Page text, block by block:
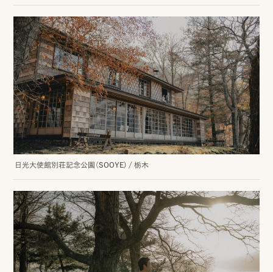
結婚式/披露宴の撮影
エンドロールムービー
結婚式/披露宴のムービー
ドキュメンタリー動画
常
の
ス
ナ
ッ
プ
影
NIRA
家
族
写
真
日光大使館別荘記念公園（SOOYE) /栃木